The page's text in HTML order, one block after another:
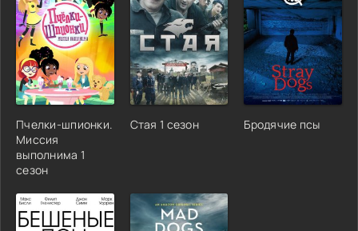
Пчелки-шпионки.
Миссия
выполнима 1
сезон
Стая 1 сезон Бродячие псы